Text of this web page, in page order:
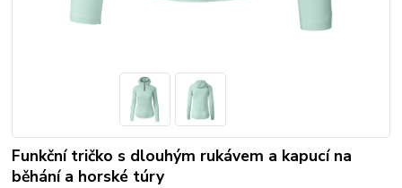
Funkční tričko s dlouhým rukávem a kapucí na
běhání a horské túry